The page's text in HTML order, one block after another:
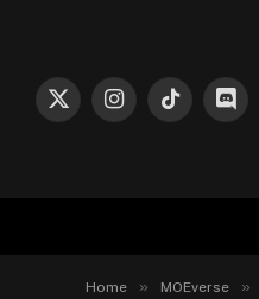
X
InstagramTikTok
Home » MOEverse »